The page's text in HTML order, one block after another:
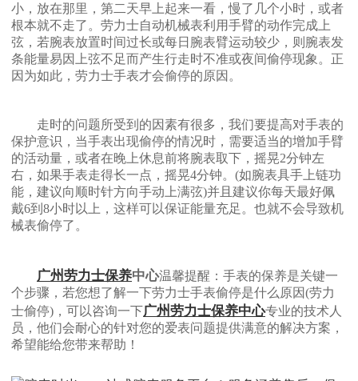
小，放在那里，第二天早上起来一看，慢了几个小时，或者
根本就不走了。劳力士自动机械表利用手臂的动作完成上
弦，若腕表放置时间过长或每日腕表臂运动较少，则腕表发
条能量易因上弦不足而产生行走时不准或夜间偷停现象。正
因为如此，劳力士手表才会偷停的原因。
走时的问题所受到的因素有很多，我们要提高对手表的
保护意识，当手表出现偷停的情况时，需要适当的增加手臂
的活动量，或者在晚上休息前将腕表取下，摇晃2分钟左
右，如果手表走得长一点，摇晃4分钟。(如腕表具手上链功
能，建议向顺时针方向手动上满弦)并且建议你每天最好佩
戴6到8小时以上，这样可以保证能量充足。也就不会导致机
械表偷停了。
广州劳力士保养中心温馨提醒：手表的保养是关键一
个步骤，若您想了解一下劳力士手表偷停是什么原因(劳力
士偷停)，可以咨询一下广州劳力士保养中心专业的技术人
员，他们会耐心的针对您的爱表问题提供满意的解决方案，
希望能给您带来帮助！